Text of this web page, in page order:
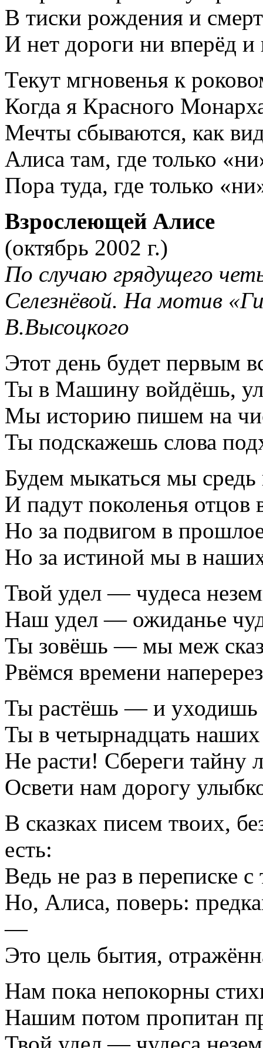
В тиски рождения и
И нет дороги ни вперёд и
Текут мгновенья к
Когда я Красного
Мечты сбываются, как
Алиса там, где только
Пора туда, где только
Взрослеющей Алисе
(октябрь 2002 г.)
По случаю грядущего
Селезнёвой. На мотив
В.Высоцкого
Этот день будет первым
Ты в Машину войдёшь,
Мы историю пишем на
Ты подскажешь слова
Будем мыкаться мы
И падут поколенья
Но за подвигом в
Но за истиной мы в
Твой удел — чудеса
Наш удел — ожиданье
Ты зовёшь — мы меж
Рвёмся времени
Ты растёшь — и уходишь
Ты в четырнадцать наших
Не расти! Сбереги тайну
Освети нам дорогу
В сказках писем твоих,
есть:
Ведь не раз в переписке
Но, Алиса, поверь:
—
Это цель бытия,
Нам пока непокорны
Нашим потом пропитан